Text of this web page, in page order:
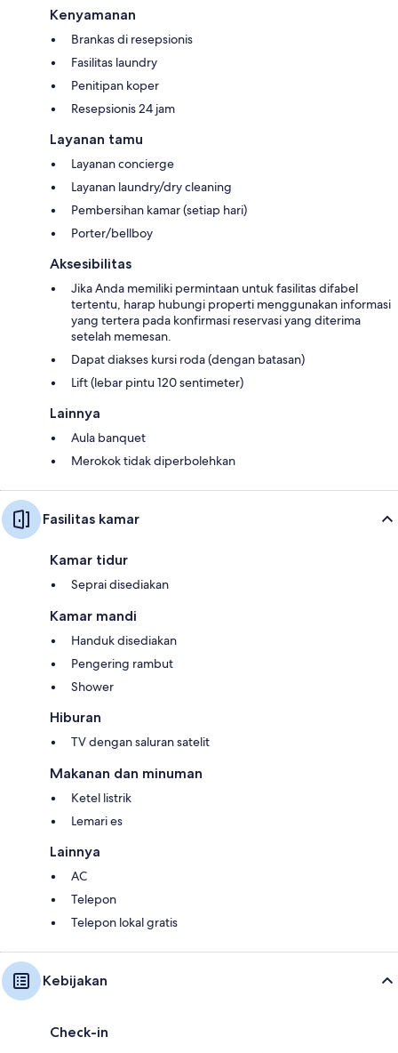
Kenyamanan
Brankas di resepsionis
Fasilitas laundry
Penitipan koper
Resepsionis 24 jam
Layanan tamu
Layanan concierge
Layanan laundry/dry cleaning
Pembersihan kamar (setiap hari)
Porter/bellboy
Aksesibilitas
Jika Anda memiliki permintaan untuk fasilitas difabel
tertentu, harap hubungi properti menggunakan informasi
yang tertera pada konfirmasi reservasi yang diterima
setelah memesan.
Dapat diakses kursi roda (dengan batasan)
Lift (lebar pintu 120 sentimeter)
Lainnya
Aula banquet
Merokok tidak diperbolehkan
Fasilitas kamar
Kamar tidur
Seprai disediakan
Kamar mandi
Handuk disediakan
Pengering rambut
Shower
Hiburan
TV dengan saluran satelit
Makanan dan minuman
Ketel listrik
Lemari es
Lainnya
AC
Telepon
Telepon lokal gratis
Kebijakan
Check-in